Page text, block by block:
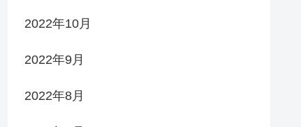
2022年10月
2022年9月
2022年8月